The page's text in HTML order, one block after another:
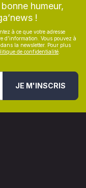
humeur,
!
à ce que votre adresse
d’information. Vous pouvez à
la newsletter. Pour plus
de confidentialité
JE M'INSCRIS